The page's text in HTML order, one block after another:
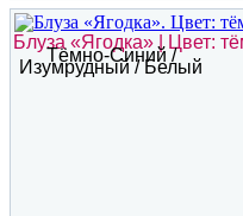
Блуза «Ягодка» | Цвет:
Тёмно-Синий /
Изумрудный / Белый